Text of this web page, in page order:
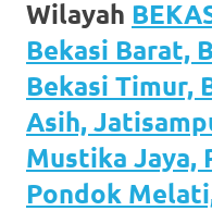
Wilayah
Bekasi Barat,
Bekasi Timur,
Asih,
Mustika Jaya,
Pondok